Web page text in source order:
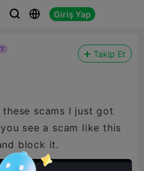
  Giriş Yap
Takip Et
scams I just got
see a scam like this
block it.